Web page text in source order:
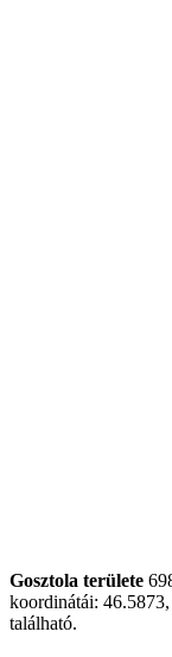
Gosztola területe
koordinátái:
található.